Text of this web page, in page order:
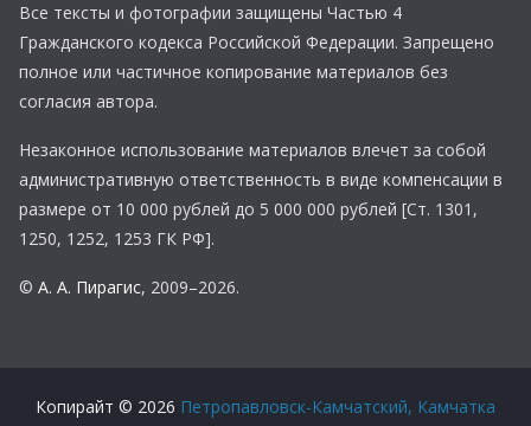
Все тексты и фотографии защищены Частью 4
Гражданского кодекса Российской Федерации. Запрещено
полное или частичное копирование материалов без
согласия автора.
Незаконное использование материалов влечет за собой
административную ответственность в виде компенсации в
размере от 10 000 рублей до 5 000 000 рублей [Ст. 1301,
1250, 1252, 1253 ГК РФ].
© А. А. Пирагис, 2009–2026.
Копирайт © 2026 Петропавловск-Камчатский, Камчатка